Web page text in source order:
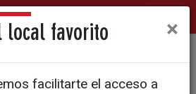
local favorito ×
facilitarte el acceso a